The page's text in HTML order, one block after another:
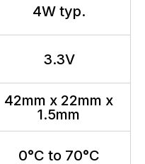
4W typ.
3.3V
42mm x 22mm x
1.5mm
0°C to 70°C